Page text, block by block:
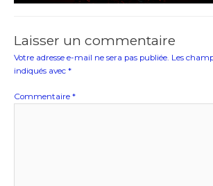
Laisser un commentaire
Votre adresse e-mail ne sera pas publiée. Les
indiqués avec *
Commentaire *